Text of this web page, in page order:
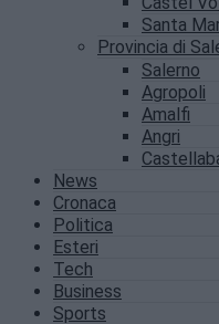
Santa
Provincia di
Salerno
Agropoli
Amalfi
Angri
News
Cronaca
Politica
Esteri
Tech
Business
Sports